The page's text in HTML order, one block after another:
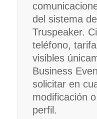
del sistema
Truspeaker.
teléfono,
visibles
Business
solicitar en
modificación
perfil.